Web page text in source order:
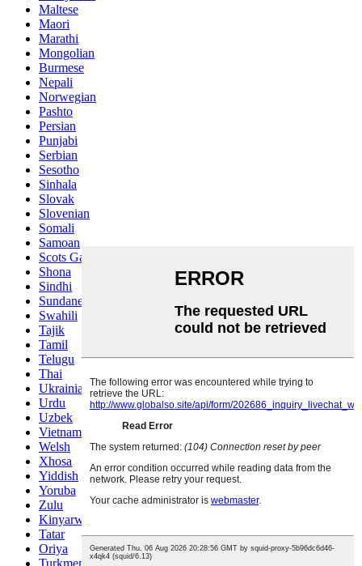
Maltese
Maori
Marathi
Mongolian
Burmese
Nepali
Norwegian
Pashto
Persian
Punjabi
Serbian
Sesotho
Sinhala
Slovak
Slovenian
Somali
Samoan
Scots Gaelic
Shona
Sindhi
Sundanese
Swahili
Tajik
Tamil
Telugu
Thai
Ukrainian
Urdu
Uzbek
Vietnamese
Welsh
Xhosa
Yiddish
Yoruba
Zulu
Kinyarwanda
Tatar
Oriya
Turkmen